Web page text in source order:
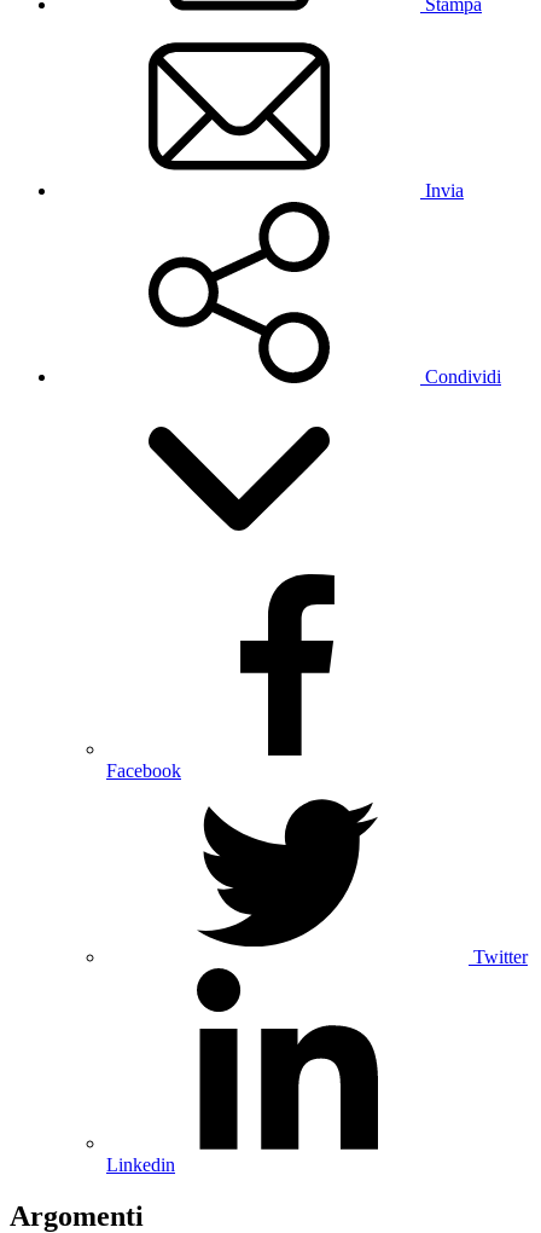
Invia
Condividi
Facebook
Twitter
Linkedin
Argomenti